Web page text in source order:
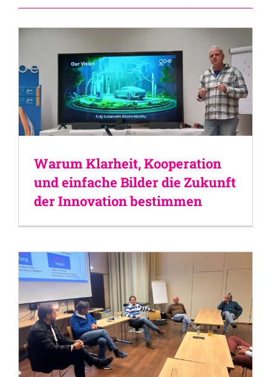
Warum Klarheit, Kooperation
und einfache Bilder die Zukunft
der Innovation bestimmen